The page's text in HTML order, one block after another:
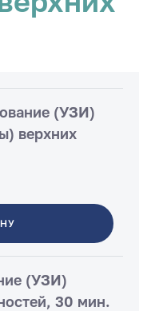
(УЗИ)
верхних
(УЗИ)
30 мин.